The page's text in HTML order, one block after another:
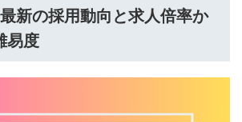
新の採用動向と求人倍率か
易度